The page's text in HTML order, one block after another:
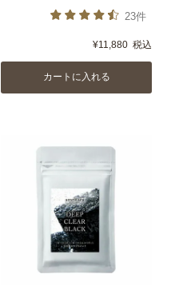
23件
¥11,880 税込
カートに入れる